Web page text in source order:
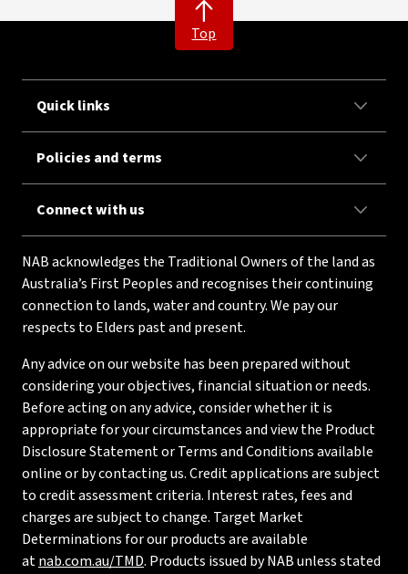
Top
Quick links
Policies and terms
Connect with us
NAB acknowledges the Traditional Owners of the land as
Australia’s First Peoples and recognises their continuing
connection to lands, water and country. We pay our
respects to Elders past and present.
Any advice on our website has been prepared without
considering your objectives, financial situation or needs.
Before acting on any advice, consider whether it is
appropriate for your circumstances and view the Product
Disclosure Statement or Terms and Conditions available
online or by contacting us. Credit applications are subject
to credit assessment criteria. Interest rates, fees and
charges are subject to change. Target Market
Determinations for our products are available
atnab.com.au/TMD. Products issued by NAB unless stated